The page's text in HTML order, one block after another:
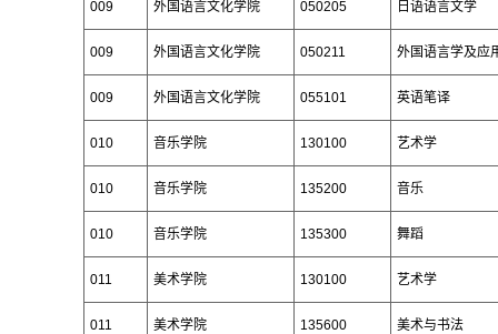
009 外国语言文化学院 050205 日语语言文学
009 外国语言文化学院 050211 外国语言学及应
009 外国语言文化学院 055101 英语笔译
010 音乐学院 130100 艺术学
010 音乐学院 135200 音乐
010 音乐学院 135300 舞蹈
011 美术学院 130100 艺术学
011 美术学院 135600 美术与书法